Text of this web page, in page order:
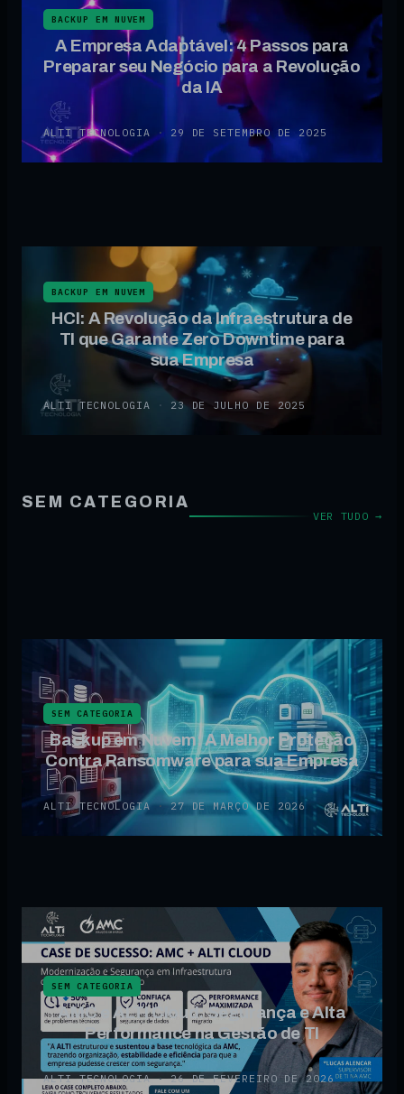
BACKUP EM NUVEM
A Empresa Adaptável: 4 Passos para
Preparar seu Negócio para a Revolução
da IA
ALTI TECNOLOGIA · 29 DE SETEMBRO DE 2025
BACKUP EM NUVEM
HCI: A Revolução da Infraestrutura de
TI que Garante Zero Downtime para
sua Empresa
ALTI TECNOLOGIA · 23 DE JULHO DE 2025
SEM CATEGORIA
VER TUDO →
SEM CATEGORIA
Backup em Nuvem: A Melhor Proteção
Contra Ransomware para sua Empresa
ALTI TECNOLOGIA · 27 DE MARÇO DE 2026
SEM CATEGORIA
AMC e ALTI Cloud: Segurança e Alta
Performance na Gestão de TI
ALTI TECNOLOGIA · 26 DE FEVEREIRO DE 2026